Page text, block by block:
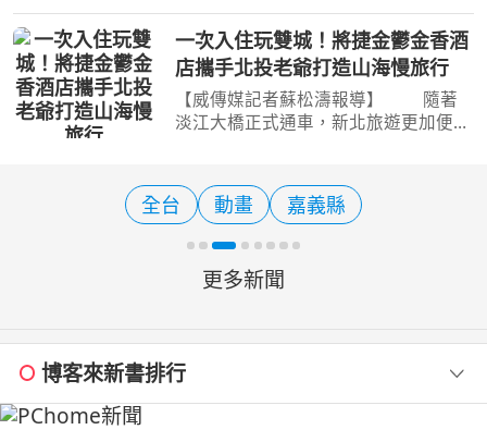
（Skellefteå）首創的純電「紫水晶桑
拿」體驗，還將聚焦瑞典享譽全球的流
行音樂文化，呈獻斯德
一次入住玩雙城！將捷金鬱金香酒
店攜手北投老爺打造山海慢旅行
【威傳媒記者蘇松濤報導】 隨著
淡江大橋正式通車，新北旅遊更加便
河岸第一排的將捷金鬱金香酒店，攜手
北投老爺酒店推出跨區旅
全台 動畫 嘉義縣
更多新聞
博客來新書排行